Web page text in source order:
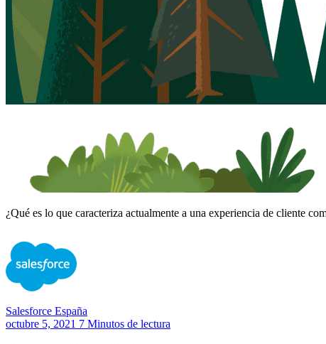
¿Qué es lo que caracteriza actualmente a una experiencia de cliente
Salesforce España
octubre 5, 2021 7 Minutos de lectura